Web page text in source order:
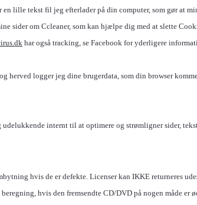
lille tekst fil jeg efterlader på din computer, som gør at
sider om Ccleaner, som kan hjælpe dig med at slette
har også tracking, se Facebook for yderligere
herved logger jeg dine brugerdata, som din browser
internt til at optimere og strømligner sider,
hvis de er defekte. Licenser kan IKKE returneres
hvis den fremsendte CD/DVD på nogen måde er